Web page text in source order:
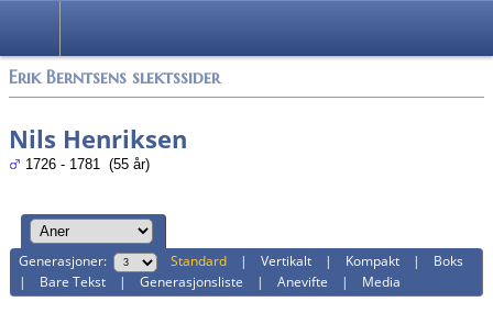
Erik Berntsens slektssider
Nils Henriksen
1726 - 1781 (55 år)
Generasjoner: Standard |Vertikalt | Kompakt | Boks
| Bare Tekst |Generasjonsliste |Anevifte | Media